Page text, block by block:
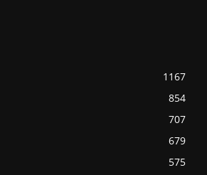
1167
854
707
679
575